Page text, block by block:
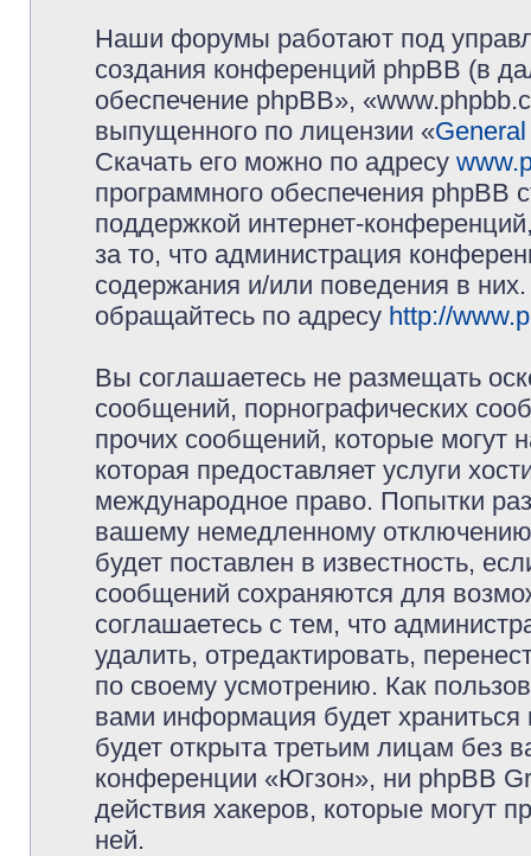
Наши форумы работают под
создания конференций phpBB (в
обеспечение phpBB»,
выпущенного по лицензии «
Скачать его можно по адресу
программного обеспечения phpBB
поддержкой интернет-
за то, что администрация
содержания и/или поведения в
обращайтесь по адресу http://
Вы соглашаетесь не размещать
сообщений, порнографических
прочих сообщений, которые могут
которая предоставляет услуги
международное право. Попытки
вашему немедленному
будет поставлен в известность,
сообщений сохраняются для
соглашаетесь с тем, что
удалить, отредактировать,
по своему усмотрению. Как
вами информация будет
будет открыта третьим лицам без
конференции «Югзон», ни phpBB
действия хакеров, которые могут
ней.